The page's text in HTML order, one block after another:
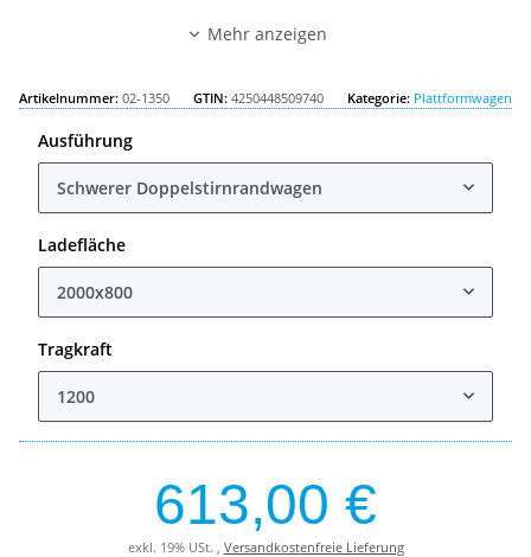
Tragkraft: 1200kg Mehr anzeigen
Artikelnummer: 02-1350 GTIN: 4250448509740 Kategorie: Plattformwagen
Ausführung
Schwerer Doppelstirnrandwagen
Ladefläche
2000x800
Tragkraft
1200
613,00 €
exkl. 19% USt. , Versandkostenfreie Lieferung